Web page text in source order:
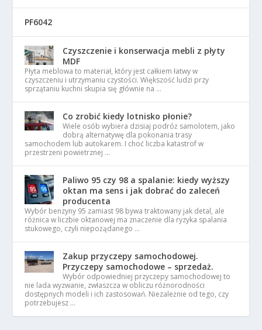
PF6042
Czyszczenie i konserwacja mebli z płyty
MDF
Płyta meblowa to materiał, który jest całkiem łatwy w
czyszczeniu i utrzymaniu czystości. Większość ludzi przy
sprzątaniu kuchni skupia się głównie na …
Co zrobić kiedy lotnisko płonie?
Wiele osób wybiera dzisiaj podróż samolotem, jako
dobrą alternatywę dla pokonania trasy
samochodem lub autokarem. I choć liczba katastrof w
przestrzeni powietrznej …
Paliwo 95 czy 98 a spalanie: kiedy wyższy
oktan ma sens i jak dobrać do zaleceń
producenta
Wybór benzyny 95 zamiast 98 bywa traktowany jak detal, ale
różnica w liczbie oktanowej ma znaczenie dla ryzyka spalania
stukowego, czyli niepożądanego …
Zakup przyczepy samochodowej.
Przyczepy samochodowe – sprzedaż.
Wybór odpowiedniej przyczepy samochodowej to
nie lada wyzwanie, zwłaszcza w obliczu różnorodności
dostępnych modeli i ich zastosowań. Niezależnie od tego, czy
potrzebujesz …